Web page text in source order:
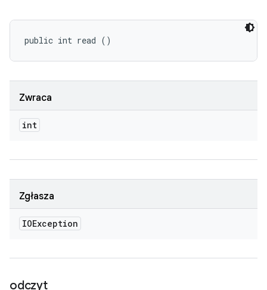
public int read ()
Zwraca
int
Zgłasza
IOException
odczyt